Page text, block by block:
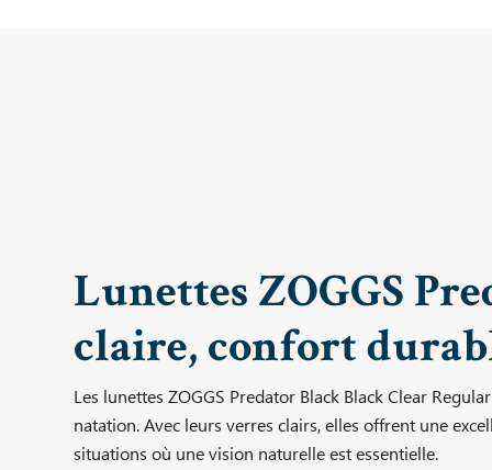
Lunettes ZOGGS
claire, confort
Les lunettes ZOGGS Predator Black Black Clear
natation. Avec leurs verres clairs, elles offrent une
situations où une vision naturelle est essentielle.